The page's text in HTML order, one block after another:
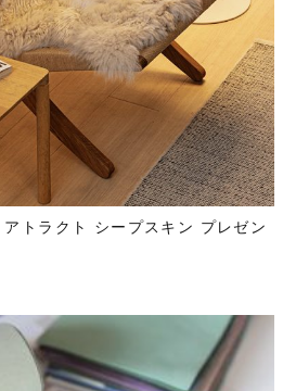
アトラクト シープスキン プレゼン